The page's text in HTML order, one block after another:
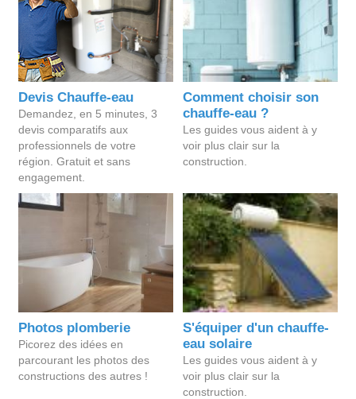
Devis Chauffe-eau
Demandez, en 5 minutes, 3
devis comparatifs aux
professionnels de votre
région. Gratuit et sans
engagement.
Comment choisir son
chauffe-eau ?
Les guides vous aident à y
voir plus clair sur la
construction.
Photos plomberie
Picorez des idées en
parcourant les photos des
constructions des autres !
S'équiper d'un chauffe-
eau solaire
Les guides vous aident à y
voir plus clair sur la
construction.